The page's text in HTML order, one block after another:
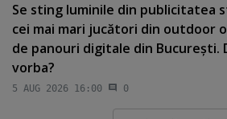
Se sting luminile din publicitatea
cei mai mari jucători din outdoor
de panouri digitale din Bucureşti.
vorba?
5 AUG 2026 16:00 0